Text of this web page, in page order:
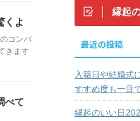
くよ
コンパ
きます
べて
縁起
最近の投稿
入籍日や結婚式
すすめ度も一目
縁起のいい日